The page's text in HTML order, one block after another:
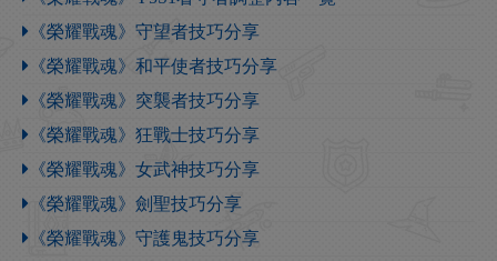
《榮耀戰魂》守望者技巧分享
《榮耀戰魂》和平使者技巧分享
《榮耀戰魂》突襲者技巧分享
《榮耀戰魂》狂戰士技巧分享
《榮耀戰魂》女武神技巧分享
《榮耀戰魂》劍聖技巧分享
《榮耀戰魂》守護鬼技巧分享